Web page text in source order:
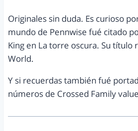
Originales sin duda. Es curioso
mundo de Pennwise fué citado
King en La torre oscura. Su título
World.
Y si recuerdas también fué
números de Crossed Family